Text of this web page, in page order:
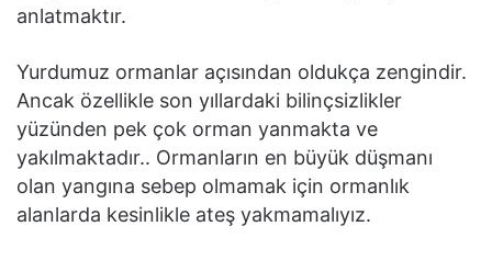
anlatmaktır.
Yurdumuz ormanlar açısından oldukça zengindir.
Ancak özellikle son yıllardaki bilinçsizlikler
yüzünden pek çok orman yanmakta ve
yakılmaktadır.. Ormanların en büyük düşmanı
olan yangına sebep olmamak için ormanlık
alanlarda kesinlikle ateş yakmamalıyız.